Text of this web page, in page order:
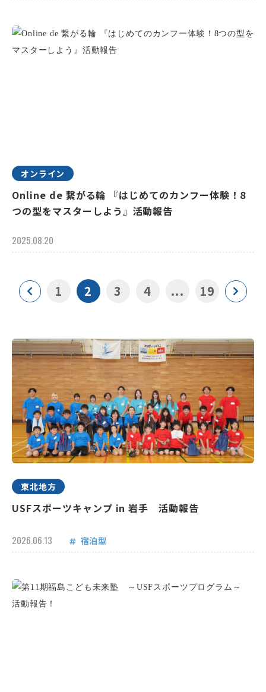
オンライン
Online de 繋がる輪 『はじめてのカンフー体験！8
つの型をマスターしよう』活動報告
2025.08.20
1 2 3 4 ... 19
東北地方
USFスポーツキャンプ in 岩手 活動報告
2026.06.13 宿泊型